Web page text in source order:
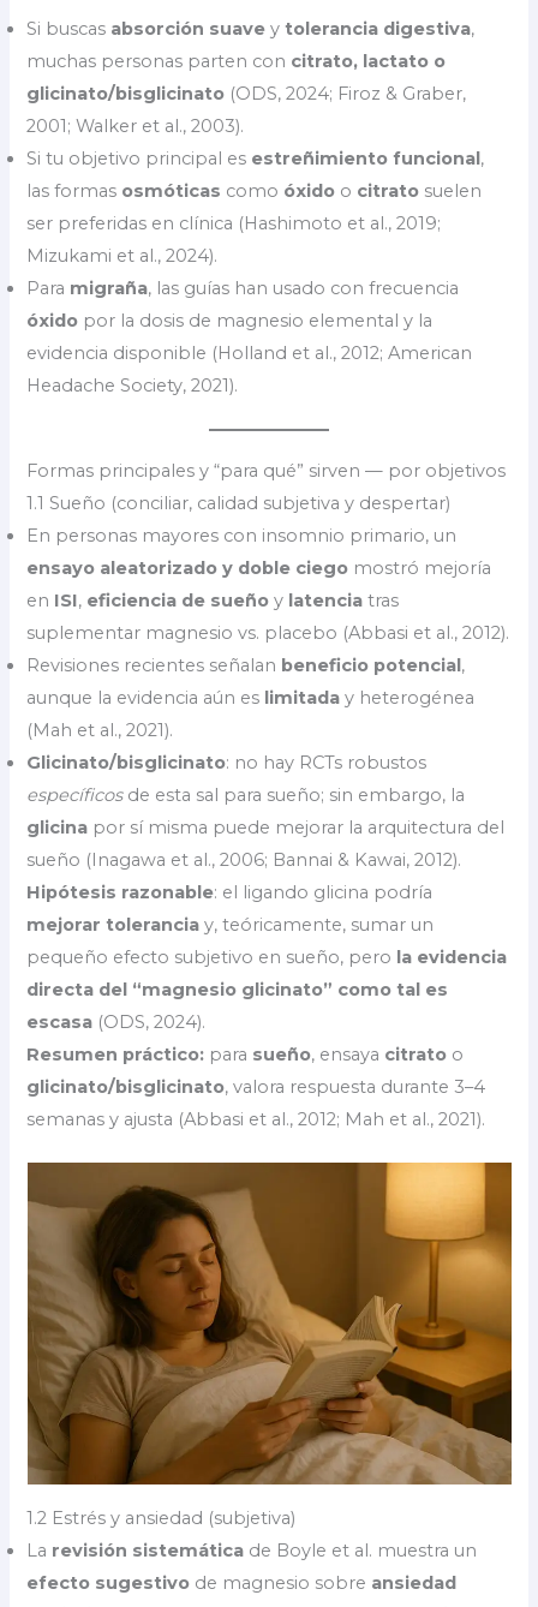
Si buscas absorción suave ytolerancia digestiva,
muchas personas parten con citrato, lactato o
glicinato/bisglicinato (ODS, 2024; Firoz & Graber,
2001; Walker et al., 2003).
Si tu objetivo principal es estreñimiento funcional,
las formas osmóticas como óxido o citrato suelen
ser preferidas en clínica (Hashimoto et al., 2019;
Mizukami et al., 2024).
Para migraña, las guías han usado con frecuencia
óxido por la dosis de magnesio elemental y la
evidencia disponible (Holland et al., 2012; American
Headache Society, 2021).
Formas principales y “para qué” sirven — por objetivos
1.1 Sueño (conciliar, calidad subjetiva y despertar)
En personas mayores con insomnio primario, un
ensayo aleatorizado y doble ciego mostró mejoría
en ISI, eficiencia de sueño y latencia tras
suplementar magnesio vs. placebo (Abbasi et al., 2012).
Revisiones recientes señalan beneficio potencial,
aunque la evidencia aún es limitada y heterogénea
(Mah et al., 2021).
Glicinato/bisglicinato: no hay RCTs robustos
específicosde esta sal para sueño; sin embargo, la
glicina por sí misma puede mejorar la arquitectura del
sueño (Inagawa et al., 2006; Bannai & Kawai, 2012).
Hipótesis razonable: el ligando glicina podría
mejorar tolerancia y, teóricamente, sumar un
pequeño efecto subjetivo en sueño, pero la evidencia
directa del “magnesio glicinato” como tal es
escasa (ODS, 2024).
Resumen práctico: para sueño, ensaya citrato o
glicinato/bisglicinato, valora respuesta durante 3–4
semanas y ajusta (Abbasi et al., 2012; Mah et al., 2021).
1.2 Estrés y ansiedad (subjetiva)
La revisión sistemática de Boyle et al. muestra un
efecto sugestivo de magnesio sobre ansiedad